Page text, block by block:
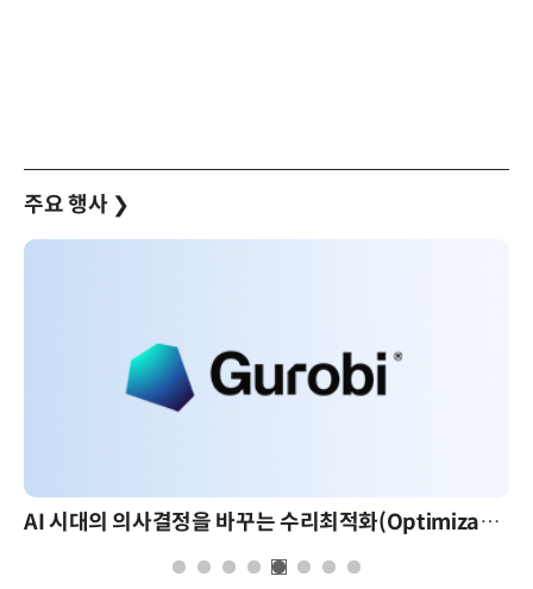
주요 행사 ❯
AI 시대의 의사결정을 바꾸는 수리최적화(Optimization): 실제 산업 적용 사례와 활용 전략